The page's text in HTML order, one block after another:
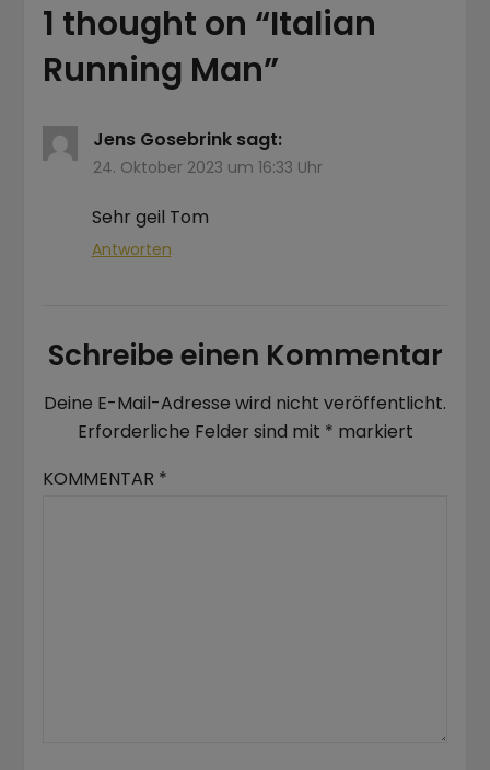
1 thought on “Italian
Running Man”
Jens Gosebrink sagt:
24. Oktober 2023 um 16:33 Uhr
Sehr geil Tom
Antworten
Schreibe einen Kommentar
Deine E-Mail-Adresse wird nicht veröffentlicht.
Erforderliche Felder sind mit * markiert
KOMMENTAR *